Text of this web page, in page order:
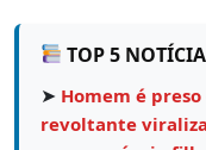
TOP 5
➤ Homem é
revoltante